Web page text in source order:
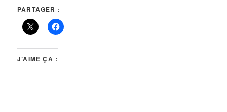
PARTAGER :
J’AIME ÇA :